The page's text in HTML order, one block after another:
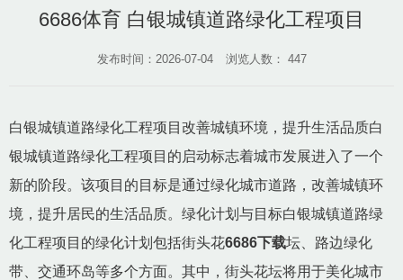
6686体育 白银城镇道路绿化工程项目
发布时间：2026-07-04 浏览人数： 447
白银城镇道路绿化工程项目改善城镇环境，提升生活品质白
银城镇道路绿化工程项目的启动标志着城市发展进入了一个
新的阶段。该项目的目标是通过绿化城市道路，改善城镇环
境，提升居民的生活品质。绿化计划与目标白银城镇道路绿
化工程项目的绿化计划包括街头花6686下载坛、路边绿化
带、交通环岛等多个方面。其中，街头花坛将用于美化城市